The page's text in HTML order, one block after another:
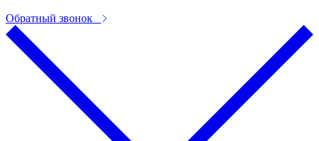
Обратный звонок